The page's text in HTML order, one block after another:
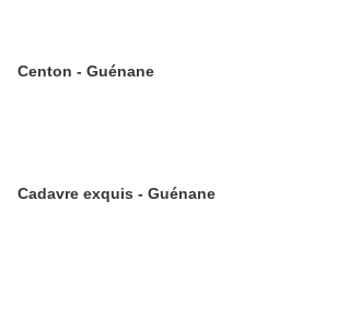
Centon - Guénane
Cadavre exquis - Guénane